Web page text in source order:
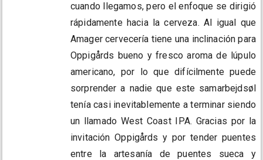
cuando llegamos, pero el enfoque se dirigió
rápidamente hacia la cerveza. Al igual que
Amager cervecería tiene una inclinación para
Oppigårds bueno y fresco aroma de lúpulo
americano, por lo que difícilmente puede
sorprender a nadie que este samarbejdsøl
tenía casi inevitablemente a terminar siendo
un llamado West Coast IPA. Gracias por la
invitación Oppigårds y por tender puentes
entre la artesanía de puentes sueca y